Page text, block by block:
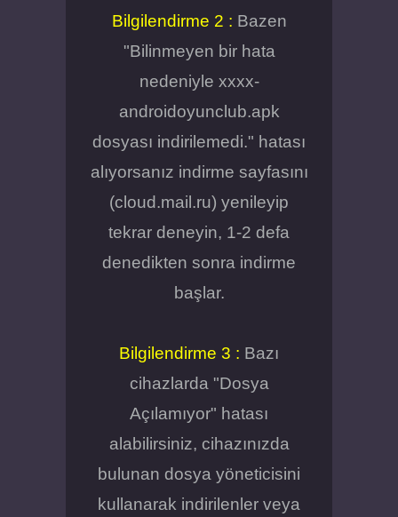
Bilgilendirme 2 : Bazen
"Bilinmeyen bir hata
nedeniyle xxxx-
androidoyunclub.apk
dosyası indirilemedi." hatası
alıyorsanız indirme sayfasını
(cloud.mail.ru) yenileyip
tekrar deneyin, 1-2 defa
denedikten sonra indirme
başlar.
Bilgilendirme 3 : Bazı
cihazlarda "Dosya
Açılamıyor" hatası
alabilirsiniz, cihazınızda
bulunan dosya yöneticisini
kullanarak indirilenler veya